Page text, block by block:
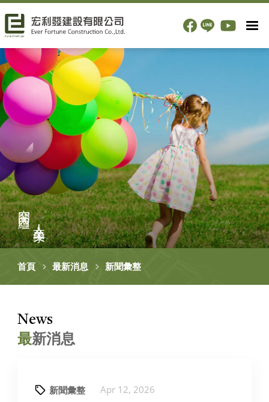
空間內蘊
人文美學
首頁 最新消息 新聞彙整
News
最新消息
新聞彙整 Apr 12, 2026